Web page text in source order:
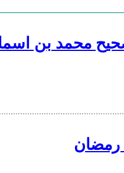
محمد بن